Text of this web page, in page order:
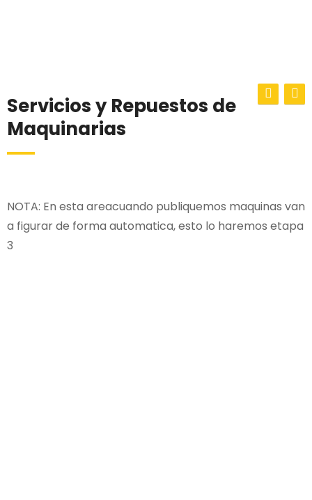
Servicios y Repuestos de
Maquinarias
NOTA: En esta areacuando publiquemos maquinas van
a figurar de forma automatica, esto lo haremos etapa
3